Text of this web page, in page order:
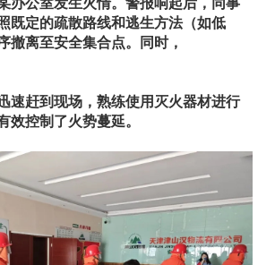
办公室发生火情。警报响起后，同事
既定的疏散路线和逃生方法（如低
撤离至安全集合点。同时，
速赶到现场，熟练使用灭火器材进行
效控制了火势蔓延。